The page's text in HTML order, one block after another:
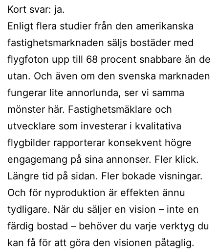
Kort svar: ja.
Enligt flera studier från den amerikanska
fastighetsmarknaden säljs bostäder med
flygfoton upp till 68 procent snabbare än de
utan. Och även om den svenska marknaden
fungerar lite annorlunda, ser vi samma
mönster här. Fastighetsmäklare och
utvecklare som investerar i kvalitativa
flygbilder rapporterar konsekvent högre
engagemang på sina annonser. Fler klick.
Längre tid på sidan. Fler bokade visningar.
Och för nyproduktion är effekten ännu
tydligare. När du säljer en vision – inte en
färdig bostad – behöver du varje verktyg du
kan få för att göra den visionen påtaglig.